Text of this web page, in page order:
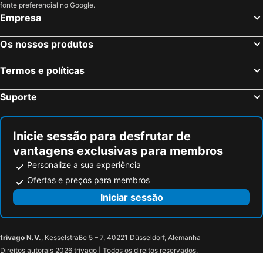
fonte preferencial no Google.
Empresa
Os nossos produtos
Termos e políticas
Suporte
Inicie sessão para desfrutar de
vantagens exclusivas para membros
Personalize a sua experiência
Ofertas e preços para membros
Iniciar sessão
trivago N.V., Kesselstraße 5 – 7, 40221 Düsseldorf, Alemanha
Direitos autorais 2026 trivago | Todos os direitos reservados.